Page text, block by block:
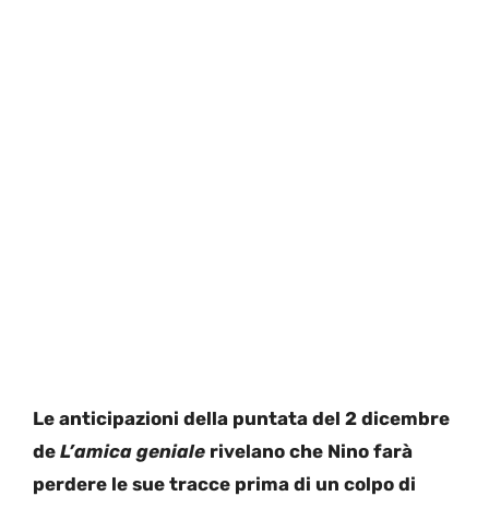
Le anticipazioni della puntata del 2 dicembre
de L’amica geniale rivelano che Nino farà
perdere le sue tracce prima di un colpo di